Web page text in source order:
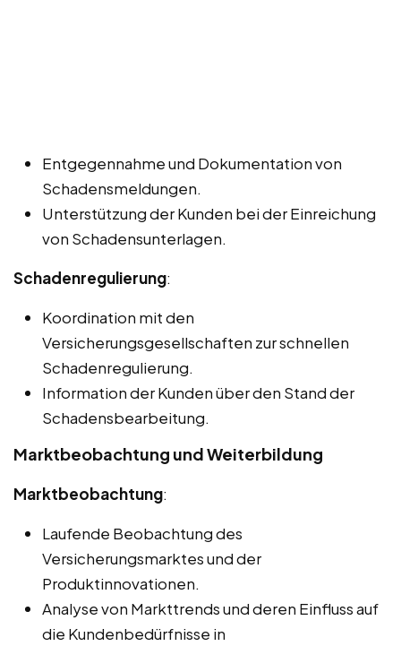
Entgegennahme und Dokumentation von
Schadensmeldungen.
Unterstützung der Kunden bei der Einreichung
von Schadensunterlagen.
Schadenregulierung:
Koordination mit den
Versicherungsgesellschaften zur schnellen
Schadenregulierung.
Information der Kunden über den Stand der
Schadensbearbeitung.
Marktbeobachtung und Weiterbildung
Marktbeobachtung:
Laufende Beobachtung des
Versicherungsmarktes und der
Produktinnovationen.
Analyse von Markttrends und deren Einfluss auf
die Kundenbedürfnisse in